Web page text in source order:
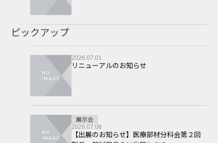
ピックアップ
2026.07.01
リニューアルのお知らせ
展示会
2026.07.08
【出展のお知らせ】医療部材分科会第２回